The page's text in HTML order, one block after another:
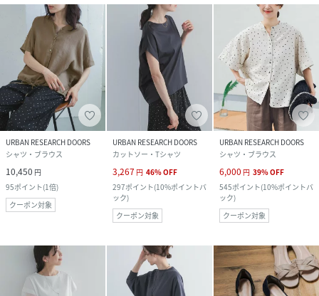
URBAN RESEARCH DOORS
シャツ・ブラウス
10,450 円
95ポイント(1倍)
クーポン対象
URBAN RESEARCH DOORS
カットソー・Tシャツ
3,267 円 46%OFF
297ポイント(10%ポイントバ
ック)
クーポン対象
URBAN RESEARCH DOORS
シャツ・ブラウス
6,000 円 39%OFF
545ポイント(10%ポイントバ
ック)
クーポン対象